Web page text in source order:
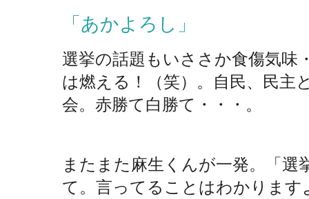
「あかよろし」
選挙の話題もいささか食傷気味
は燃える！（笑）。自民、民主
会。赤勝て白勝て・・・。
またまた麻生くんが一発。「
て。言ってることはわかりま